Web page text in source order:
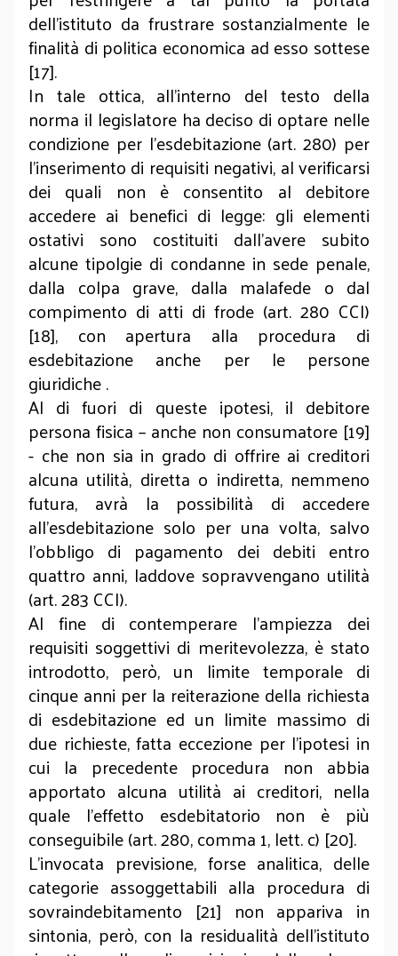
dell’istituto da frustrare sostanzialmente le
finalità di politica economica ad esso sottese
[17].
In tale ottica, all’interno del testo della
norma il legislatore ha deciso di optare nelle
condizione per l’esdebitazione (art. 280) per
l’inserimento di requisiti negativi, al verificarsi
dei quali non è consentito al debitore
accedere ai benefici di legge: gli elementi
ostativi sono costituiti dall’avere subito
alcune tipolgie di condanne in sede penale,
dalla colpa grave, dalla malafede o dal
compimento di atti di frode (art. 280 CCI)
[18], con apertura alla procedura di
esdebitazione anche per le persone
giuridiche .
Al di fuori di queste ipotesi, il debitore
persona fisica – anche non consumatore [19]
- che non sia in grado di offrire ai creditori
alcuna utilità, diretta o indiretta, nemmeno
futura, avrà la possibilità di accedere
all’esdebitazione solo per una volta, salvo
l’obbligo di pagamento dei debiti entro
quattro anni, laddove sopravvengano utilità
(art. 283 CCI).
Al fine di contemperare l’ampiezza dei
requisiti soggettivi di meritevolezza, è stato
introdotto, però, un limite temporale di
cinque anni per la reiterazione della richiesta
di esdebitazione ed un limite massimo di
due richieste, fatta eccezione per l’ipotesi in
cui la precedente procedura non abbia
apportato alcuna utilità ai creditori, nella
quale l’effetto esdebitatorio non è più
conseguibile (art. 280, comma 1, lett. c) [20].
L’invocata previsione, forse analitica, delle
categorie assoggettabili alla procedura di
sovraindebitamento [21] non appariva in
sintonia, però, con la residualità dell’istituto